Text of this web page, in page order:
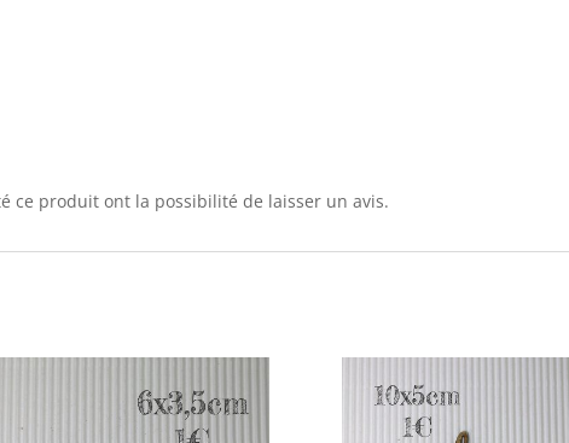
ce produit ont la possibilité de laisser un avis.